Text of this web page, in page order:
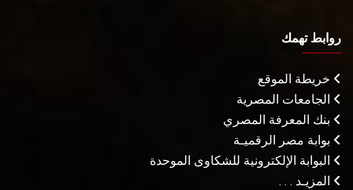
روابط تهمك
خريطة الموقع
الجامعات المصرية
بنك المعرفة المصري
بوابة مصر الرقميـة
البوابة الإلكترونية للشكاوى الموحدة
المزيـد . . .